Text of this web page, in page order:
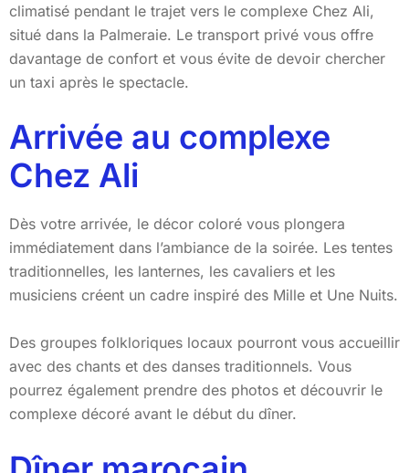
climatisé pendant le trajet vers le complexe Chez Ali,
situé dans la Palmeraie. Le transport privé vous offre
davantage de confort et vous évite de devoir chercher
un taxi après le spectacle.
Arrivée au complexe
Chez Ali
Dès votre arrivée, le décor coloré vous plongera
immédiatement dans l’ambiance de la soirée. Les tentes
traditionnelles, les lanternes, les cavaliers et les
musiciens créent un cadre inspiré des Mille et Une Nuits.
Des groupes folkloriques locaux pourront vous accueillir
avec des chants et des danses traditionnels. Vous
pourrez également prendre des photos et découvrir le
complexe décoré avant le début du dîner.